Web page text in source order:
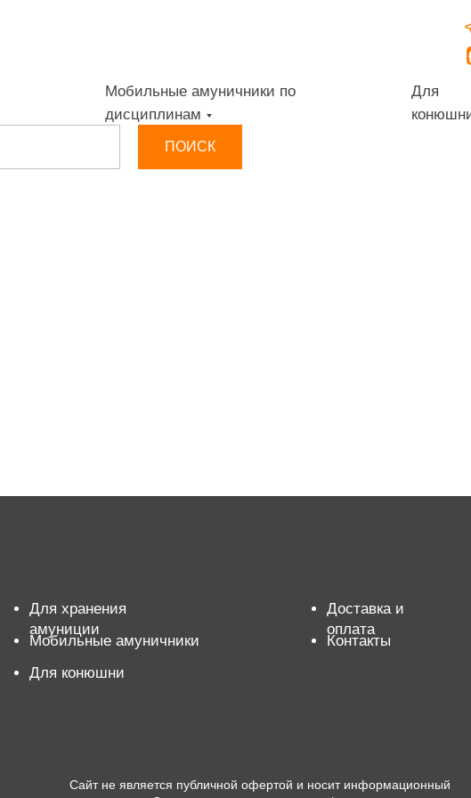
Мобильные амуничники по
дисциплинам
Для
ПОИСК
Для хранения
амуниции
Мобильные амуничники
Для конюшни
Доставка и
оплата
Контакты
Сайт не является публичной офертой и носит информационный